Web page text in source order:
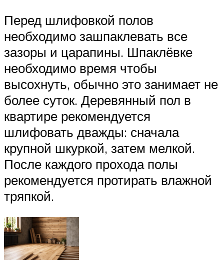
Перед шлифовкой полов
необходимо зашпаклевать все
зазоры и царапины. Шпаклёвке
необходимо время чтобы
высохнуть, обычно это занимает не
более суток. Деревянный пол в
квартире рекомендуется
шлифовать дважды: сначала
крупной шкуркой, затем мелкой.
После каждого прохода полы
рекомендуется протирать влажной
тряпкой.